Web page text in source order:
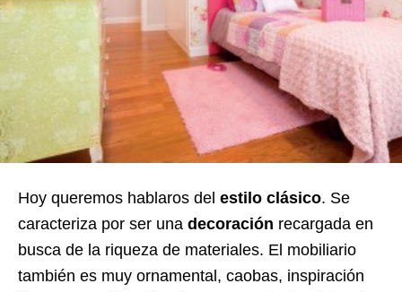
Hoy queremos hablaros del estilo clásico. Se
caracteriza por ser una decoración recargada en
busca de la riqueza de materiales. El mobiliario
también es muy ornamental, caobas, inspiración